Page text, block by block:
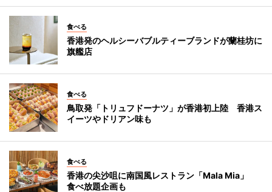
食べる
香港発のヘルシーバブルティーブランドが蘭桂坊に
旗艦店
食べる
鳥取発「トリュフドーナツ」が香港初上陸 香港ス
イーツやドリアン味も
食べる
香港の尖沙咀に南国風レストラン「Mala Mia」
食べ放題企画も